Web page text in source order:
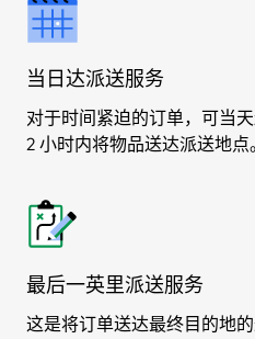
当日达派送服务
对于时间紧迫的订单，可当
2 小时内将物品送达派送地点
最后一英里派送服务
这是将订单送达最终目的地